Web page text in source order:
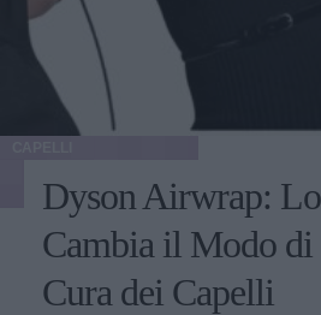
Dyson Airwrap:
Cambia il Modo di
Cura dei Capelli